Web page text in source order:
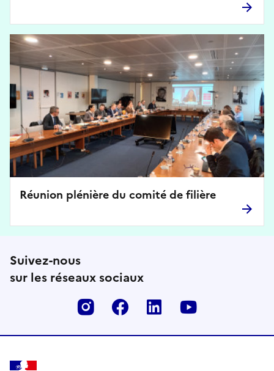
Réunion plénière du comité de filière
Suivez-nous
sur les réseaux sociaux
InstagramFacebookLinkedin